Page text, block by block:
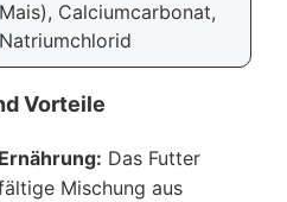
Mais), Calciumcarbonat,
Natriumchlorid
Vorteile
Das Futter
Mischung aus